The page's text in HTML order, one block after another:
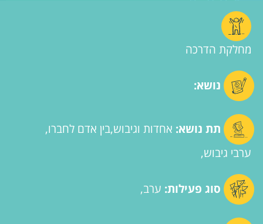
מחלקת הדרכה
נושא:
תת נושא: אחדות וגיבוש בין אדם לחברו
ערבי גיבוש
סוג פעילות: ערב